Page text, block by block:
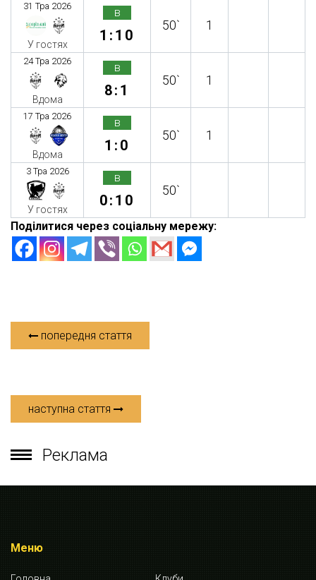
31 Тра 2026
У гостях
в
1:10
50` 1
24 Тра 2026
Вдома
в
8:1
50` 1
17 Тра 2026
Вдома
в
1:0
50` 1
3 Тра 2026
У гостях
в
0:10
50`
Поділитися через соціальну мережу:
попередня стаття
наступна стаття
Реклама
Меню